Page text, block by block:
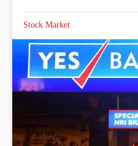
Stock Market